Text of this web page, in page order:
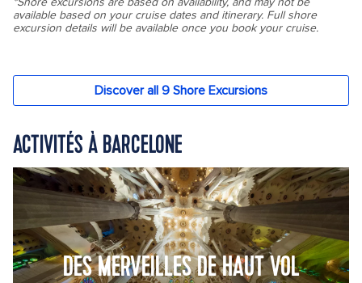
ACTIVITÉS À BARCELONE
DES MERVEILLES DE HAUT VOL